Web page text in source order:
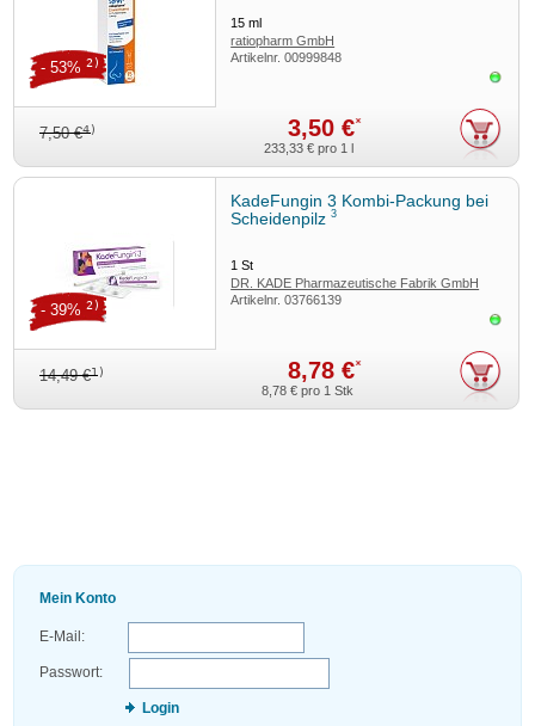
15ml
ratiopharm GmbH
Artikelnr.00999848
7,50 €4) 3,50 €*
- 53% 2)
233,33 € pro 1 l
KadeFungin 3 Kombi-Packung bei
Scheidenpilz3
1St
DR. KADE Pharmazeutische Fabrik GmbH
Artikelnr.03766139
14,49 €1) 8,78 €*
- 39% 2)
8,78 € pro 1 Stk
Mein Konto
E-Mail:
Passwort:
Login